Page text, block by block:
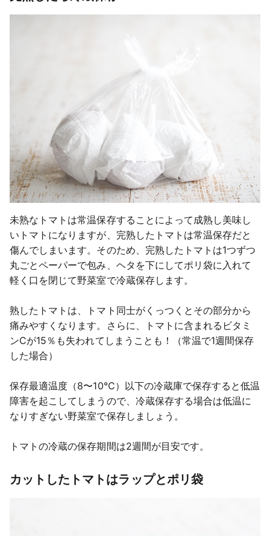
未熟なトマトは常温保存することによって成熟し美味し
いトマトになりますが、完熟したトマトは常温保存だと
傷んでしまいます。そのため、完熟したトマトは1つずつ
丸ごとペーパーで包み、ヘタを下にしてポリ袋に入れて
軽く口を閉じて野菜室で冷蔵保存します。
熟したトマトは、トマト同士がくっつくとその部分から
痛みやすくなります。さらに、トマトに含まれるビタミ
ンCが15％も失われてしまうことも！（常温で1週間保存
した場合）
保存最適温度（8〜10℃）以下の冷蔵庫で保存すると低温
障害を起こしてしまうので、冷蔵保存する場合は低温に
なりすぎない野菜室で保存しましょう。
トマトの冷蔵の保存期間は2週間が目安です。
カットしたトマトはラップとポリ袋